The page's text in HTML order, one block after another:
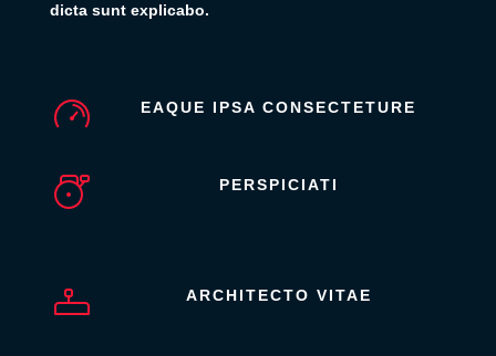
dicta sunt explicabo.
EAQUE IPSA CONSECTETURE
PERSPICIATI
ARCHITECTO VITAE